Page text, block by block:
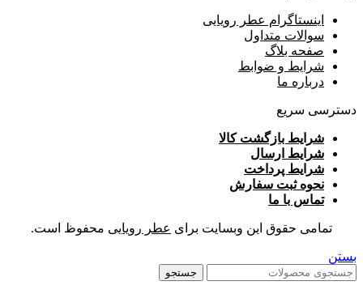
اینستاگرام عطر رویایی
سوالات متداول
صفحه بلاگ
شرایط و ضوابط
درباره ما
دسترسی سریع
شرایط بازگشت کالا
شرایط ارسال
شرایط پرداخت
نحوه ثبت سفارش
تماس با ما
تمامی حقوق این وبسایت برای عطر رویایی محفوظ است.
بستن
جستجو